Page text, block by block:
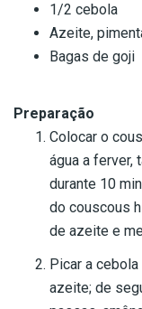
1/2 cebola
Azeite,
Bagas de goji
Preparação
Colocar o
água a ferver,
durante 10
do couscous
de azeite e
Picar a
azeite; de